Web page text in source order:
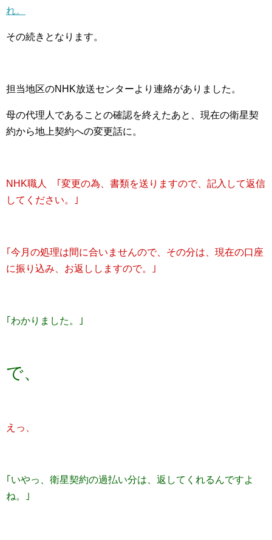
れ。
その続きとなります。
担当地区のNHK放送センターより連絡がありました。
母の代理人であることの確認を終えたあと、現在の衛星契
約から地上契約への変更話に。
NHK職人 ｢変更の為、書類を送りますので、記入して返信
してください。｣
｢今月の処理は間に合いませんので、その分は、現在の口座
に振り込み、お返ししますので。｣
｢わかりました。｣
で、
えっ、
｢いやっ、衛星契約の過払い分は、返してくれるんですよ
ね。｣